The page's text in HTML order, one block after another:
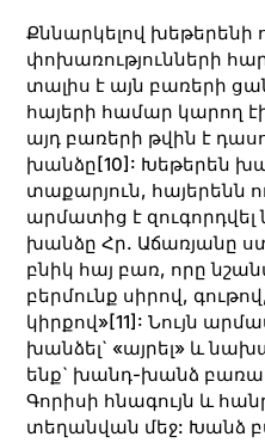
Քննարկելով խեթերենի
փոխառությունների
տալիս է այն բառերի
հայերի համար կարող
այդ բառերի թվին է
խանձը[10]: Խեթերեն
տաքարյուն, հայերենն
արմատից է
խանձը Հր. Աճառյանը
բնիկ հայ բառ, որը
բերմունք սիրով,
կիրքով»[11]: Նույն
խանձել` «այրել» և
ենք` խանդ-խանձ
Գորիսի հնագույն և
տեղանվան մեջ: Խանձ